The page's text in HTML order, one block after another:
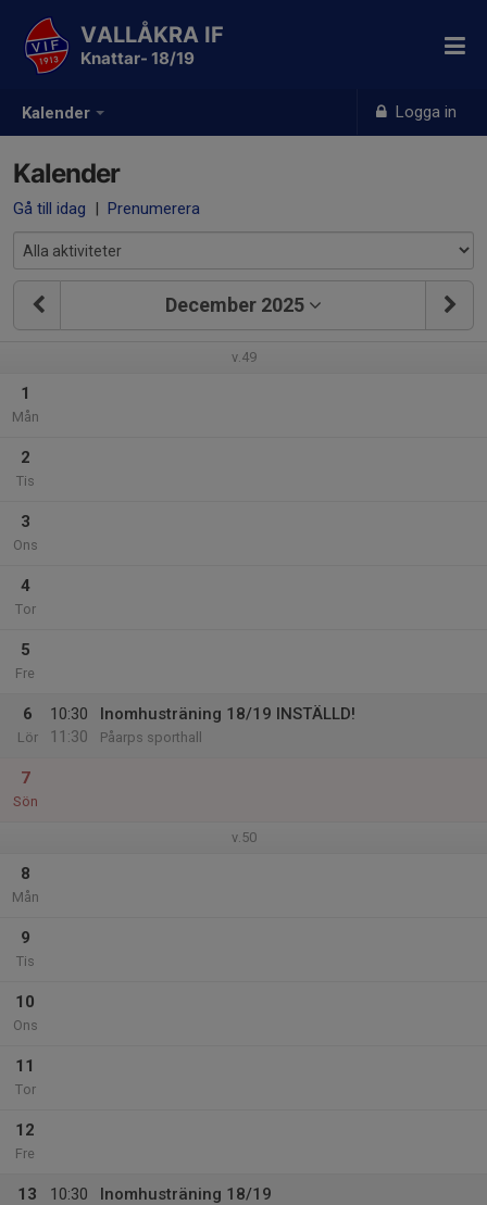
Kalender Logga in
VALLÅKRA IF
Knattar- 18/19
Kalender
Gå till idag | Prenumerera
December 2025
v.49
1
Mån
2
Tis
3
Ons
4
Tor
5
Fre
6
Lör
10:30
11:30
Inomhusträning 18/19 INSTÄLLD!
Påarps sporthall
7
Sön
v.50
8
Mån
9
Tis
10
Ons
11
Tor
12
Fre
13
10:30
Inomhusträning 18/19